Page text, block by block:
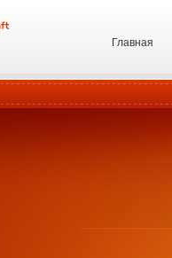
Главная